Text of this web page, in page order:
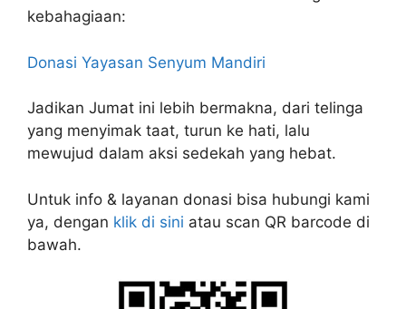
kebahagiaan:
Donasi Yayasan Senyum Mandiri
Jadikan Jumat ini lebih bermakna, dari telinga
yang menyimak taat, turun ke hati, lalu
mewujud dalam aksi sedekah yang hebat.
Untuk info & layanan donasi bisa hubungi kami
ya, dengan klik di sini atau scan QR barcode di
bawah.